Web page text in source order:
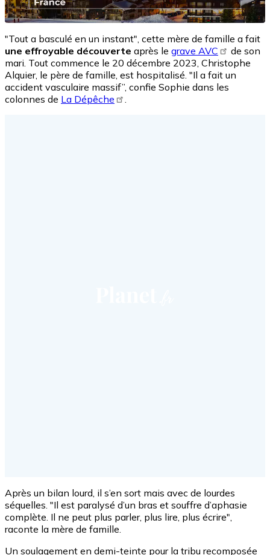
"Tout a basculé en un instant", cette mère de famille a fait
une effroyable découverte après le grave AVC
de son
mari. Tout commence le 20 décembre 2023, Christophe
Alquier, le père de famille, est hospitalisé. "Il a fait un
accident vasculaire massif”, confie Sophie dans les
colonnes de La Dépêche
Après un bilan lourd, il s’en sort mais avec de lourdes
séquelles. "Il est paralysé d’un bras et souffre d’aphasie
complète. Il ne peut plus parler, plus lire, plus écrire",
raconte la mère de famille.
Un soulagement en demi-teinte pour la tribu recomposée